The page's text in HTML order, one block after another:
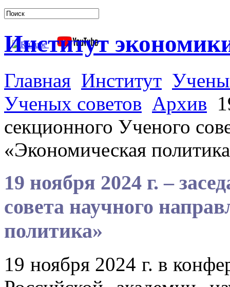
Институт
Главная Институт
Ученых советов Архив
секционного Ученого
«Экономическая
19 ноября 2024 г. –
совета научного
политика»
19 ноября 2024 г. в